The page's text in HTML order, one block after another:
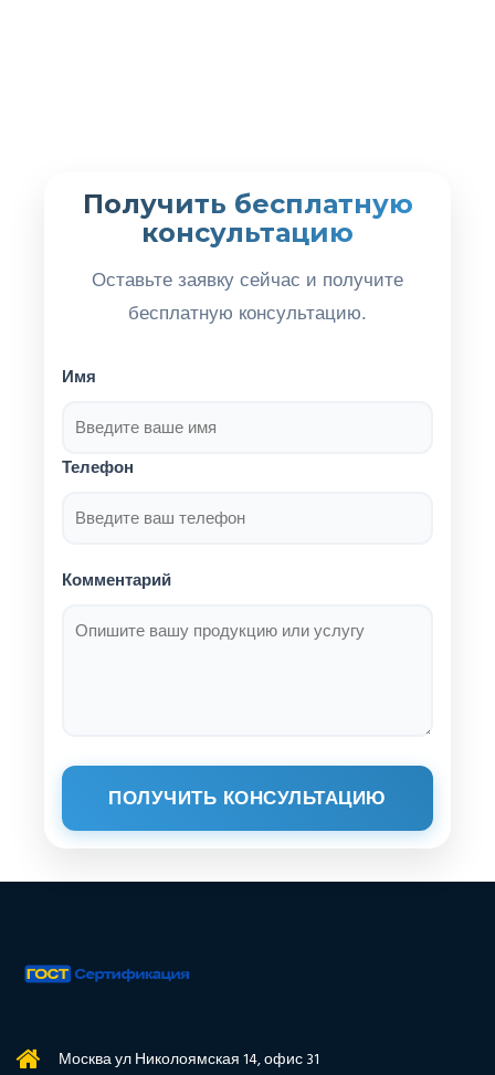
Получить бесплатную
консультацию
Оставьте заявку сейчас и получите
бесплатную консультацию.
Имя
Телефон
Комментарий
ПОЛУЧИТЬ КОНСУЛЬТАЦИЮ
Москва ул Николоямская 14, офис 31